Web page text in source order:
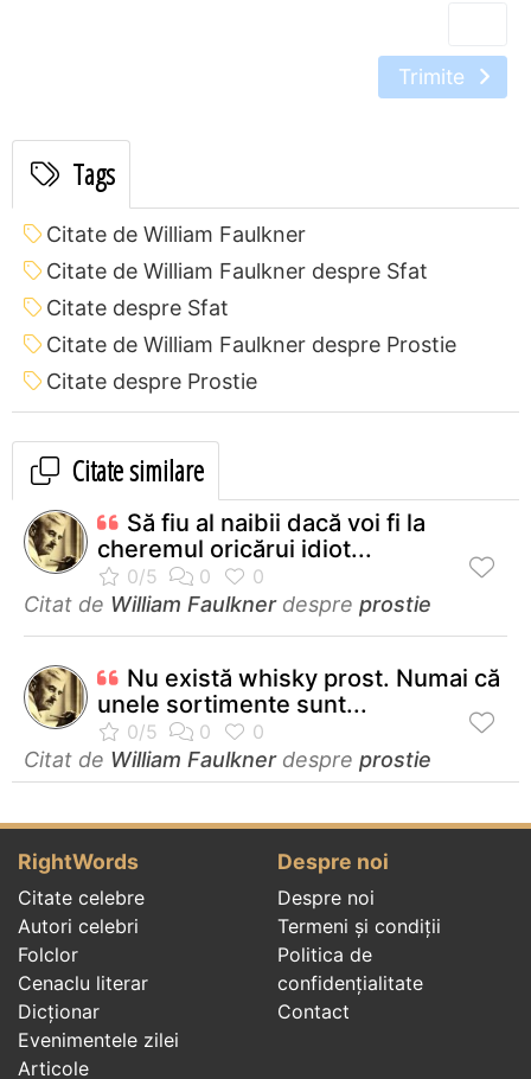
Trimite
Tags
Citate de William Faulkner
Citate de William Faulkner despre Sfat
Citate despre Sfat
Citate de William Faulkner despre Prostie
Citate despre Prostie
Citate similare
Să fiu al naibii dacă voi fi la
cheremul oricărui idiot...
Citat de William Faulknerdespre prostie
Nu există whisky prost. Numai că
unele sortimente sunt...
Citat de William Faulknerdespre prostie
RightWords
Citate celebre
Autori celebri
Folclor
Cenaclu literar
Dicționar
Evenimentele zilei
Articole
Despre noi
Despre noi
Termeni și condiții
Politica de
confidenţialitate
Contact